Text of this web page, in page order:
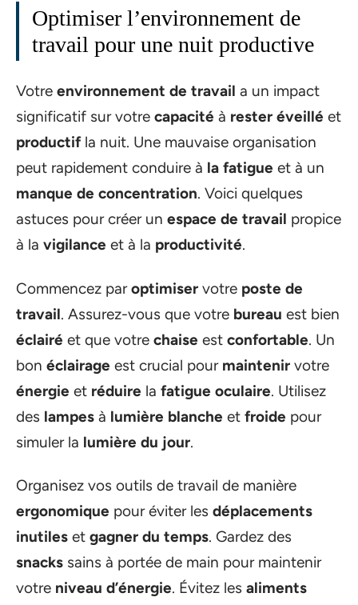
Optimiser l’environnement de
travail pour une nuit productive
Votre environnement de travail a un impact
significatif sur votre capacité à rester éveillé et
productifla nuit. Une mauvaise organisation
peut rapidement conduire à la fatigue et à un
manque de concentration. Voici quelques
astuces pour créer un espace de travail propice
à la vigilance et à la productivité.
Commencez paroptimiser votre poste de
travail. Assurez-vous que votre bureau est bien
éclairé et que votre chaise est confortable. Un
bon éclairage est crucial pour maintenir votre
énergie et réduire la fatigue oculaire. Utilisez
des lampes à lumière blanche et froide pour
simuler la lumière du jour.
Organisez vos outils de travail de manière
ergonomique pour éviter les déplacements
inutiles et gagner du temps. Gardez des
snacks sains à portée de main pour maintenir
votre niveau d’énergie. Évitez les aliments